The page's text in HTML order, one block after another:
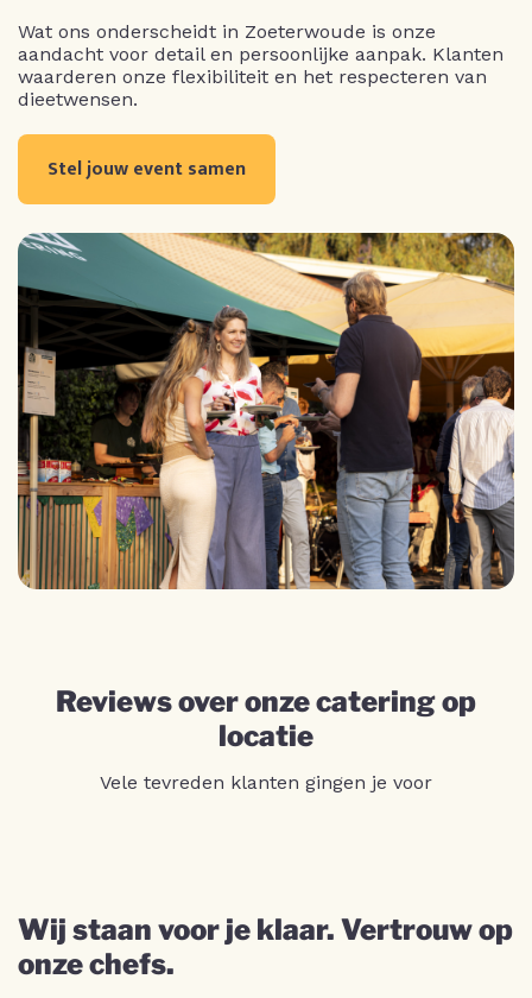
Wat ons onderscheidt in Zoeterwoude is onze
aandacht voor detail en persoonlijke aanpak. Klanten
waarderen onze flexibiliteit en het respecteren van
dieetwensen.
Stel jouw event samen
Reviews over onze catering op
locatie
Vele tevreden klanten gingen je voor
Wij staan voor je klaar. Vertrouw op
onze chefs.